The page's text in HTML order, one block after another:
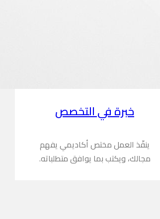
خبرة في التخصص
ينفّذ العمل مختص أكاديمي يفهم
مجالك، ويكتب بما يوافق متطلباته.